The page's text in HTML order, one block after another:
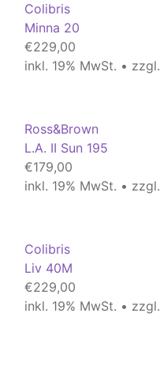
Colibris
Minna 20
€229,00
inkl. 19% MwSt. • zzgl.
Ross&Brown
L.A. II Sun 195
€179,00
inkl. 19% MwSt. • zzgl.
Colibris
Liv 40M
€229,00
inkl. 19% MwSt. • zzgl.